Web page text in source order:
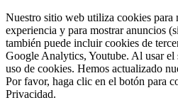
Nuestro sitio web utiliza cookies para
experiencia y para mostrar anuncios
también puede incluir cookies de
Google Analytics, Youtube. Al usar el
uso de cookies. Hemos actualizado
Por favor, haga clic en el botón para
Privacidad.